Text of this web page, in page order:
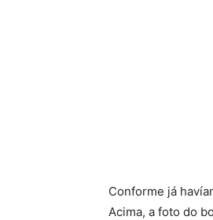
Conforme já
Acima, a foto do